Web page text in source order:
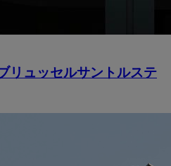
リュッセルサントルステ